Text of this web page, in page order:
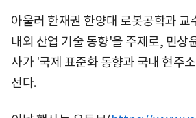
아울러 한재권 한양대 로봇공학과
내외 산업 기술 동향'을 주제로, 민상
사가 '국제 표준화 동향과 국내 현주
선다.